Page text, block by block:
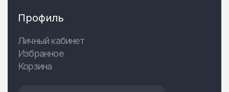
Профиль
Личный кабинет
Избранное
Корзина